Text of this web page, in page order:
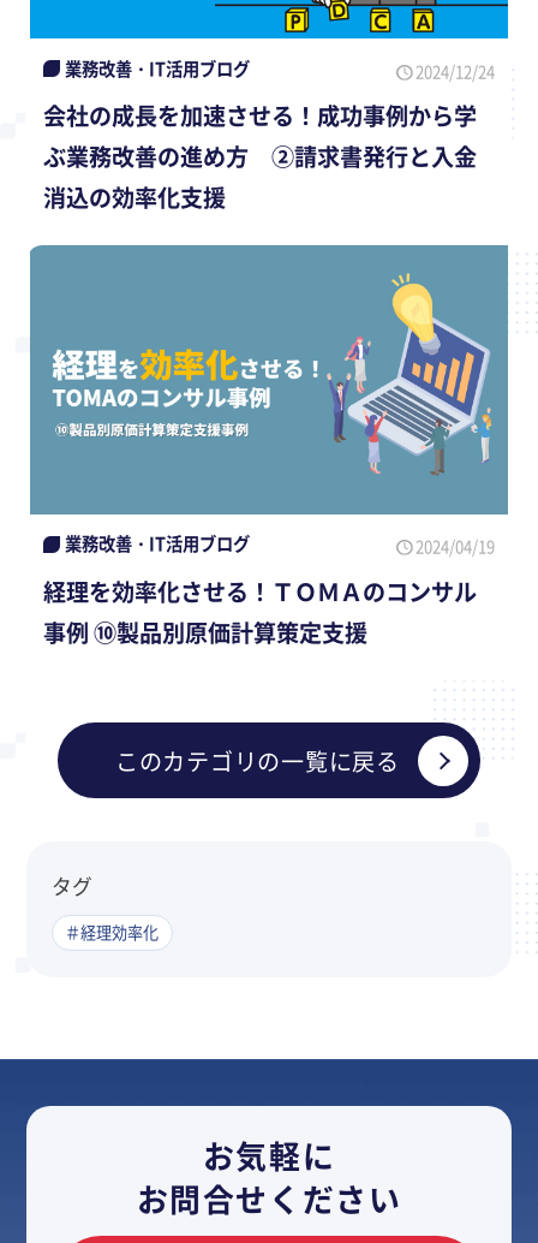
業務改善・IT活用ブログ 2024/12/24
会社の成長を加速させる！成功事例から学
ぶ業務改善の進め方 ②請求書発行と入金
消込の効率化支援
業務改善・IT活用ブログ 2024/04/19
経理を効率化させる！ＴＯＭＡのコンサル
事例 ⑩製品別原価計算策定支援
このカテゴリの一覧に戻る
タグ
＃経理効率化
お気軽に
お問合せください